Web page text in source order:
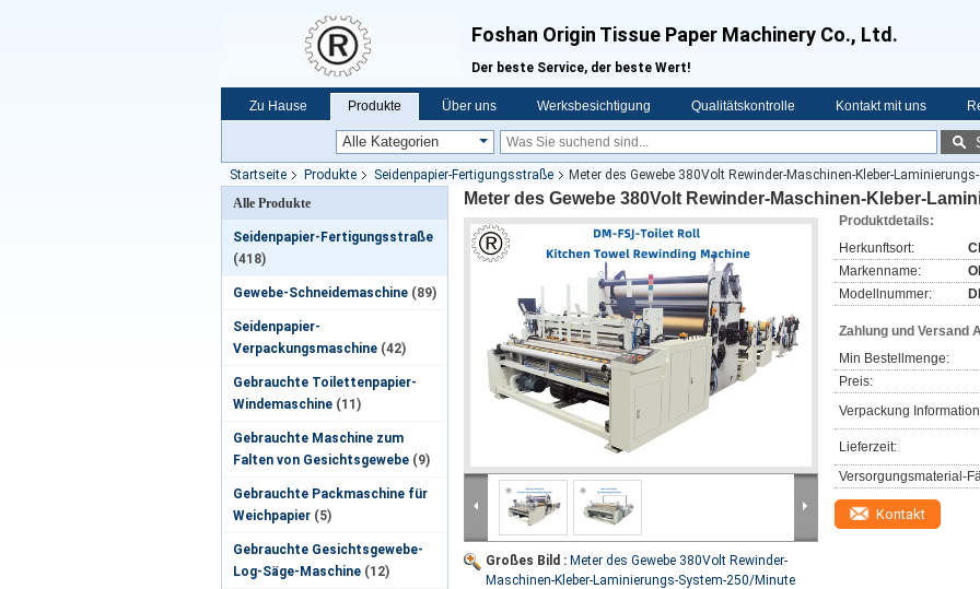
Foshan Origin Tissue Paper Machinery Co., Ltd.
Der beste Service, der beste Wert!
Zu Hause Produkte Über uns Werksbesichtigung Qualitätskontrolle Kontakt mit uns
Startseite Produkte Seidenpapier-Fertigungsstraße
Meter des Gewebe 380Volt Rewinder-Maschinen-Kleber-
Alle Produkte
Seidenpapier-Fertigungsstraße
(418)
Gewebe-Schneidemaschine (89)
Seidenpapier-
Verpackungsmaschine (42)
Gebrauchte Toilettenpapier-
Windemaschine (11)
Gebrauchte Maschine zum
Falten von Gesichtsgewebe (9)
Gebrauchte Packmaschine für
Weichpapier (5)
Gebrauchte Gesichtsgewebe-
Log-Säge-Maschine (12)
Meter des Gewebe 380Volt Rewinder-Maschinen-Kleber-
Großes Bild : Meter des Gewebe 380Volt Rewinder-
Maschinen-Kleber-Laminierungs-System-250/Minute
Produktdetails:
Herkunftsort:
Markenname:
Modellnummer:
Zahlung und Versand
Min Bestellmenge:
Preis:
Verpackung
Lieferzeit:
Versorgungsmaterial-
Kontakt